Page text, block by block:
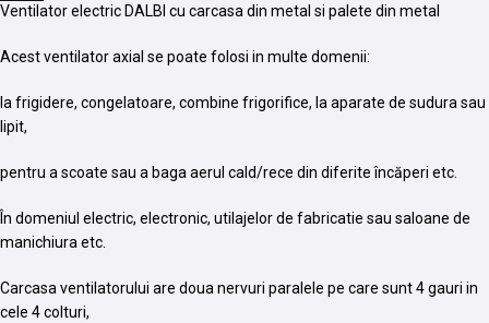
Ventilator electric DALBI cu carcasa din metal si palete din metal
Acest ventilator axial se poate folosi in multe domenii:
la frigidere, congelatoare, combine frigorifice, la aparate de sudura sau
lipit,
pentru a scoate sau a baga aerul cald/rece din diferite încăperi etc.
În domeniul electric, electronic, utilajelor de fabricatie sau saloane de
manichiura etc.
Carcasa ventilatorului are doua nervuri paralele pe care sunt 4 gauri in
cele 4 colturi,